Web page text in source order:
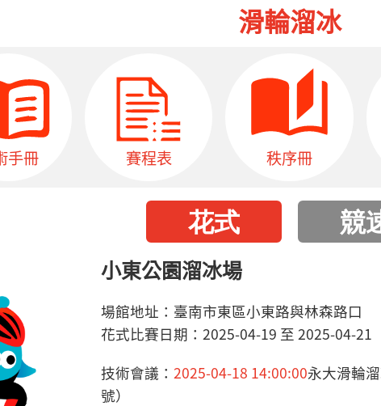
滑輪溜冰
手冊 賽程表 秩序冊
小東公園溜冰場
場館地址：臺南市東區小東路與林森路口
花式比賽日期：2025-04-19 至 2025-04-21
技術會議： 2025-04-18 14:00:00永大滑輪
號）